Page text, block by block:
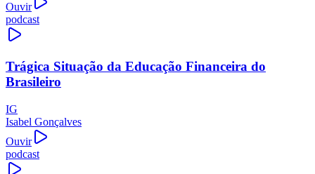
Ouvir
podcast
Trágica Situação da Educação Financeira do
Brasileiro
IG
Isabel Gonçalves
Ouvir
podcast